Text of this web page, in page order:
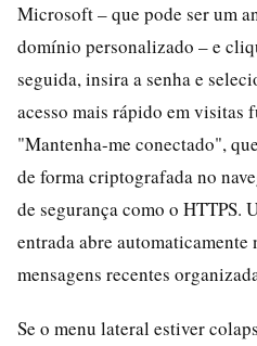
Microsoft – que pode ser um
domínio personalizado – e
seguida, insira a senha e
acesso mais rápido em visitas
"Mantenha-me conectado",
de forma criptografada no
de segurança como o HTTPS.
entrada abre
mensagens recentes
Se o menu lateral estiver